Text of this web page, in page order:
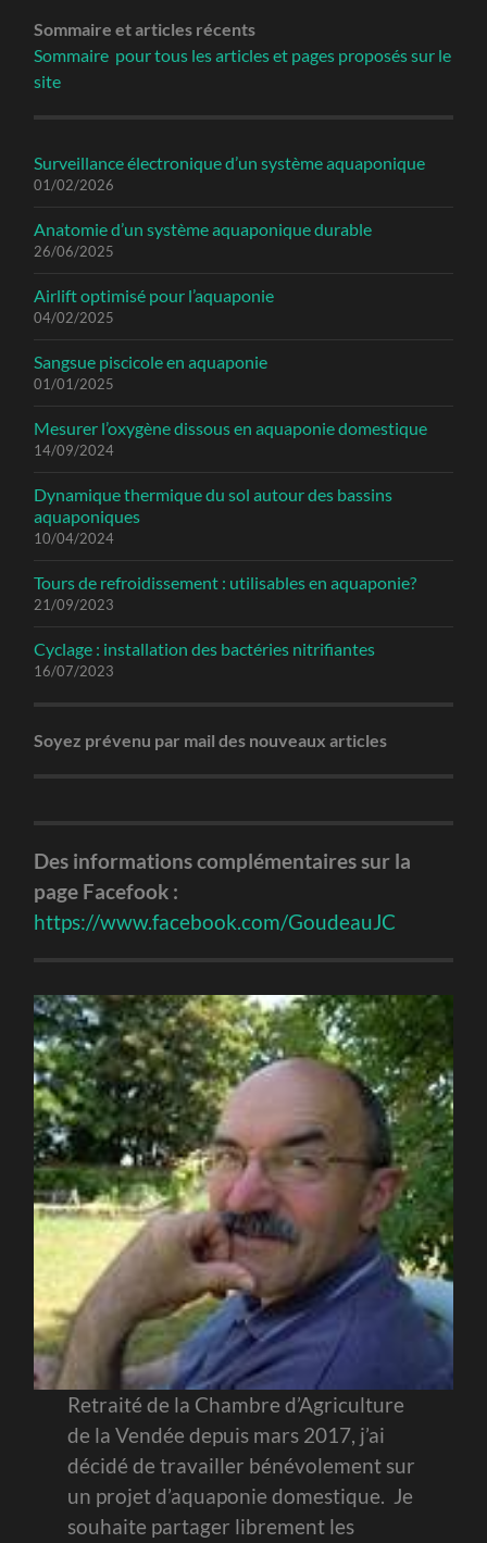
Sommaire et articles récents
Sommaire pour tous les articles et pages proposés sur le
site
Surveillance électronique d’un système aquaponique
01/02/2026
Anatomie d’un système aquaponique durable
26/06/2025
Airlift optimisé pour l’aquaponie
04/02/2025
Sangsue piscicole en aquaponie
01/01/2025
Mesurer l’oxygène dissous en aquaponie domestique
14/09/2024
Dynamique thermique du sol autour des bassins
aquaponiques
10/04/2024
Tours de refroidissement : utilisables en aquaponie?
21/09/2023
Cyclage : installation des bactéries nitrifiantes
16/07/2023
Soyez prévenu par mail des nouveaux articles
Des informations complémentaires sur la
page Facefook :
https://www.facebook.com/GoudeauJC
Retraité de la Chambre d’Agriculture
de la Vendée depuis mars 2017, j’ai
décidé de travailler bénévolement sur
un projet d’aquaponie domestique. Je
souhaite partager librement les